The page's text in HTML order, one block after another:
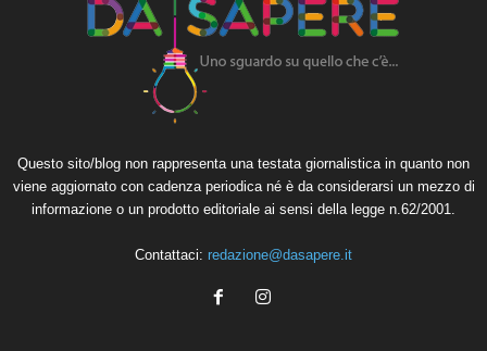
Questo sito/blog non rappresenta una testata giornalistica in quanto non
viene aggiornato con cadenza periodica né è da considerarsi un mezzo di
informazione o un prodotto editoriale ai sensi della legge n.62/2001.
Contattaci: redazione@dasapere.it